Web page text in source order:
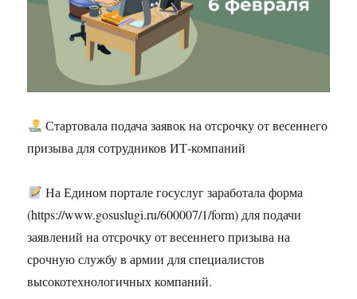
Стартовала подача заявок на отсрочку от весеннего
призыва для сотрудников ИТ-компаний
На Едином портале госуслуг заработала форма
(https://www.gosuslugi.ru/600007/1/form) для подачи
заявлений на отсрочку от весеннего призыва на
срочную службу в армии для специалистов
высокотехнологичных компаний.